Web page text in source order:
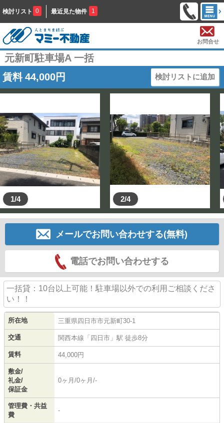
検討リスト 0 最近見た物件 1
お問合せ
元新町駐車場A 一括
賃料 44,000円 検討リストに追加
1/4 2/4
メールでお問い合わせする(無料)
電話でお問い合わせする
一括貸：10台以上可能！駐車場以外での利用ご相談くださ
い！！
所在地 三重県 四日市市元新町30-1
交通 関西本線 「 四日市 」駅 徒歩8分
賃料 44,000円
敷金/
礼金/
保証金
0ヶ月/0ヶ月/-
管理費・共益
費
-